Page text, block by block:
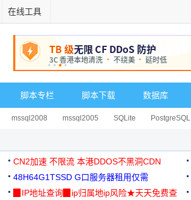
在线工具
脚本专栏 脚本下载 数据库
mssql2008 mssql2005 SQLite PostgreSQL
CN2加速 不限流 本港DDOS不黑洞CDN
48H64G1TSSD G口服务器租用仅需
3000+可免费测试
▉IP地址查询▉ip归属地ip风险★天天免费查